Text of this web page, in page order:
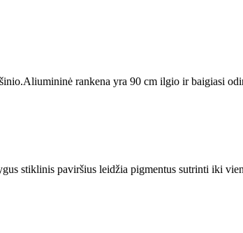
rankena yra 90 cm ilgio ir baigiasi
stiklinis paviršius leidžia pigmentus sutrinti iki